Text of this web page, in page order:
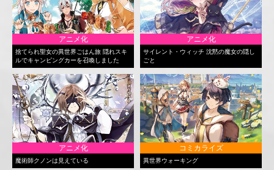
アニメ化
捨てられ聖女の異世界ごはん旅 隠れスキ
ルでキャンピングカーを召喚しました
アニメ化
サイレント・ウィッチ 沈黙の魔女の隠し
ごと
アニメ化
魔術師クノンは見えている
コミカライズ
異世界ウォーキング